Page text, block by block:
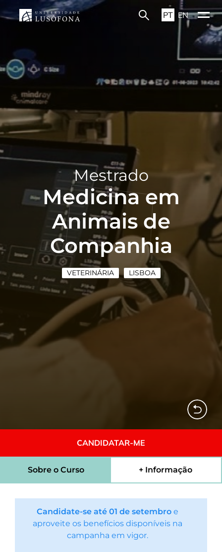
PT EN
Mestrado
Medicina em
Animais de
Companhia
VETERINÁRIA LISBOA
CANDIDATAR-ME
Sobre o Curso + Informação
Candidate-se até 01 de setembro e
aproveite os benefícios disponíveis na
campanha em vigor.